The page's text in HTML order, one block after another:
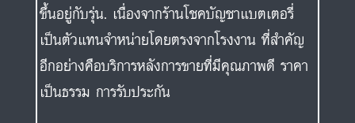
“ร้านแบตเตอรี่รถยนต์ลาซาล บางนา โชคบัญชา
นั้นมีความเป็นที่รู้จักอย่างแพร่หลายในย่านนั้น
เนื่องจากลูกค้าที่ใช้บริการไปแล้วมักประทับใจกับ